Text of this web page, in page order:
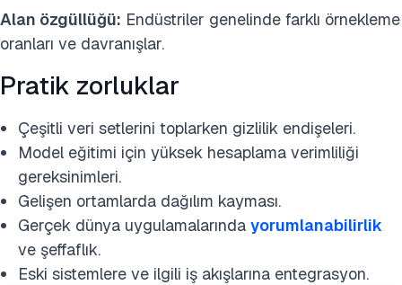
Alan özgüllüğü: Endüstriler genelinde farklı örnekleme
oranları ve davranışlar.
Pratik zorluklar
Çeşitli veri setlerini toplarken gizlilik endişeleri.
Model eğitimi için yüksek hesaplama verimliliği
gereksinimleri.
Gelişen ortamlarda dağılım kayması.
Gerçek dünya uygulamalarında yorumlanabilirlik
ve şeffaflık.
Eski sistemlere ve ilgili iş akışlarına entegrasyon.